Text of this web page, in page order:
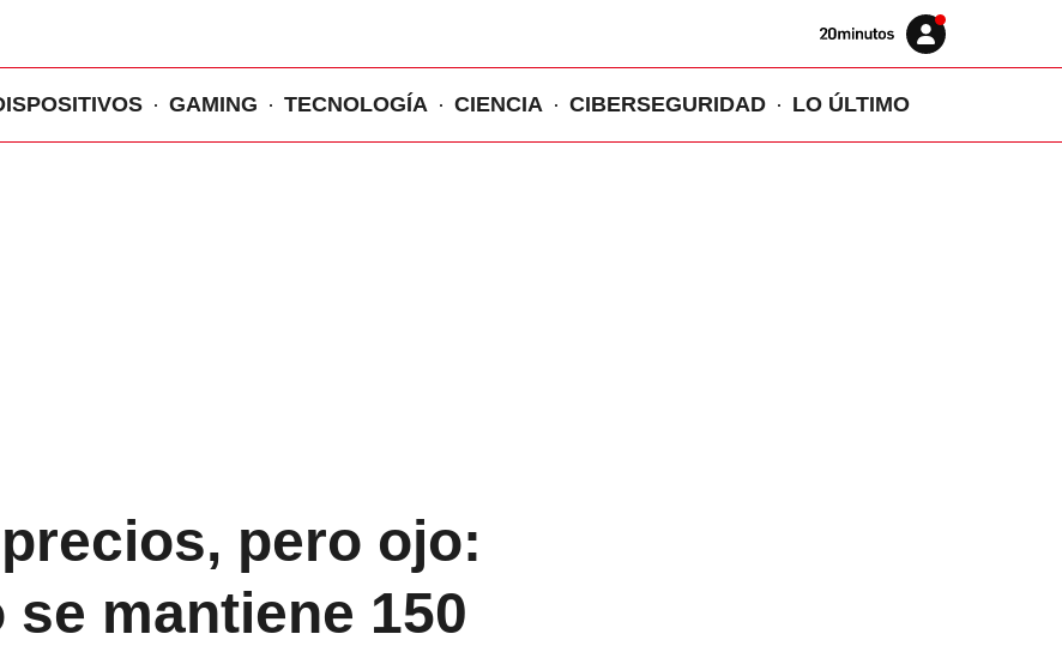
Volver
Iniciar
sesión
GAMING TECNOLOGÍA CIENCIA CIBERSEGURIDAD LO ÚLTIMO
pero ojo:
mantiene 150